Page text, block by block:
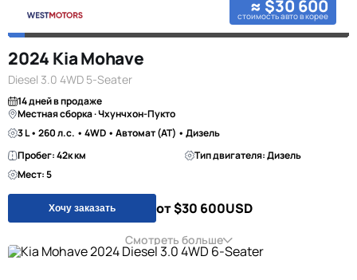
≈ $30 600
стоимость авто в корее
2024 Kia Mohave
Diesel 3.0 4WD 5-Seater
14 дней в продаже
Местная сборка · Чхунчхон-Пукто
3 L • 260 л.с. • 4WD • Автомат (AT) • Дизель
Пробег: 42к км
Тип двигателя: Дизель
Мест: 5
Хочу заказать от $30 600USD
Смотреть больше